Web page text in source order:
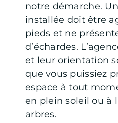
notre démarche.
installée doit être
pieds et ne
d’échardes.
et leur orientation
que vous puissiez
espace à tout
en plein soleil ou à
arbres.